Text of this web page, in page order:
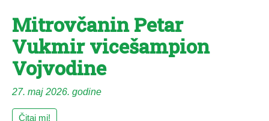
Mitrovčanin Petar
Vukmir vicešampion
Vojvodine
27. maj 2026. godine
Čitaj mi!